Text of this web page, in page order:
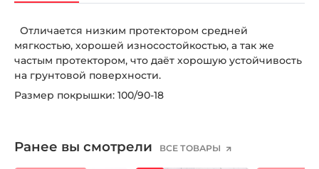
Отличается низким протектором средней
мягкостью, хорошей износостойкостью, а так же
частым протектором, что даёт хорошую устойчивость
на грунтовой поверхности.
Размер покрышки: 100/90-18
Ранее вы смотрели ВСЕ ТОВАРЫ